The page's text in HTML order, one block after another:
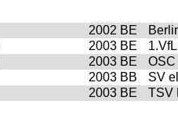
2002 BE
2003 BE
2003 BE
2003 BB
SV
2003 BE TSV